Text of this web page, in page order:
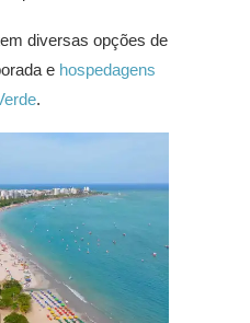
diversas opções de
e hospedagens
.